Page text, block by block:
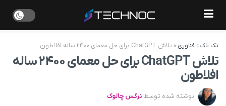
تک ناک» فناوری » تلاش ChatGPT برای حل معمای ۲۴۰۰ ساله افلاطون
تلاش ChatGPT برای حل معمای ۲۴۰۰ ساله
افلاطون
نوشته شده توسط نرگس چالوک